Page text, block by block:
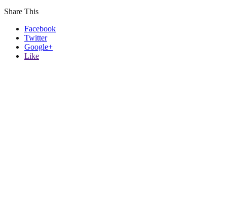
Share This
Facebook
Twitter
Google+
Like